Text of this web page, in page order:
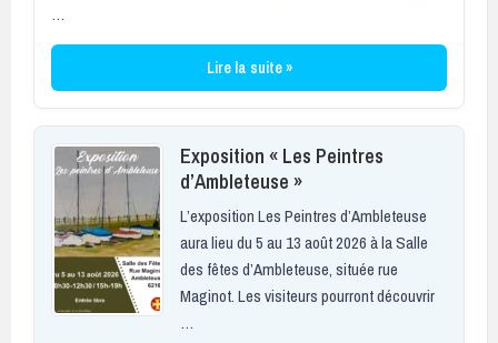
…
Lire la suite »
Exposition « Les Peintres
d’Ambleteuse »
L’exposition Les Peintres d’Ambleteuse
aura lieu du 5 au 13 août 2026 à la Salle
des fêtes d’Ambleteuse, située rue
Maginot. Les visiteurs pourront découvrir
…